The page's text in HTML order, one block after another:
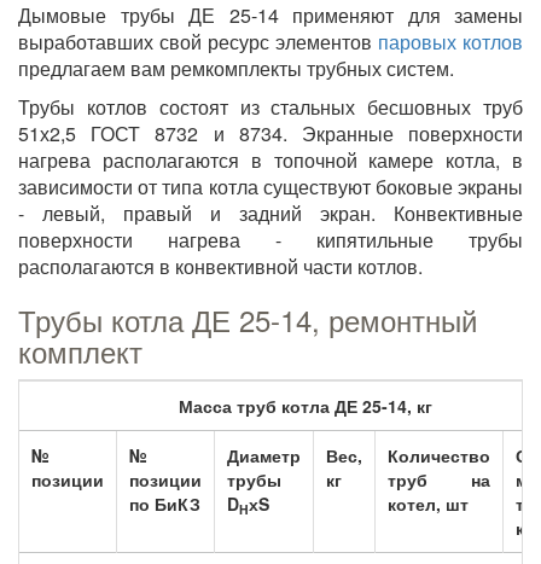
Дымовые трубы ДЕ 25-14 применяют для замены
выработавших свой ресурс элементов паровых котлов
предлагаем вам ремкомплекты трубных систем.
Трубы котлов состоят из стальных бесшовных труб
51х2,5 ГОСТ 8732 и 8734. Экранные поверхности
нагрева располагаются в топочной камере котла, в
зависимости от типа котла существуют боковые экраны
- левый, правый и задний экран. Конвективные
поверхности нагрева - кипятильные трубы
располагаются в конвективной части котлов.
Трубы котла ДЕ 25-14, ремонтный
комплект
Масса труб котла ДЕ 25-14, кг
№
позиции
№
позиции
по БиКЗ
Диаметр
трубы
DHхS
Вес,
кг
Количество
труб на
котел, шт
кг